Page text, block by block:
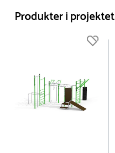
Produkter i projektet